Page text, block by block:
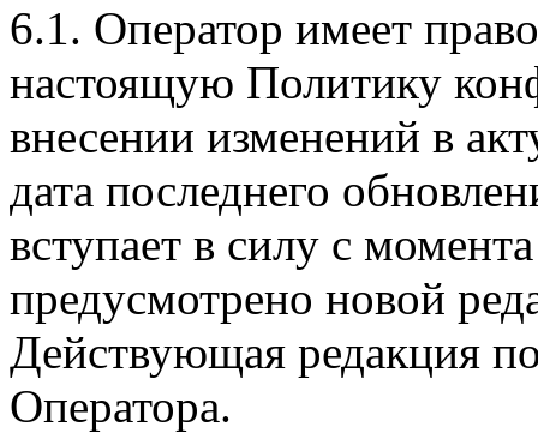
6.1. Оператор имеет
настоящую Политику
внесении изменений в
дата последнего
вступает в силу с
предусмотрено новой
Действующая редакция
Оператора.